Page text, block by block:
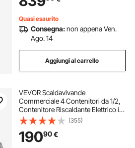
Quasi esaurito
Consegna:non appena Ven.
Ago. 14
Aggiungi al carrello
VEVOR Scaldavivande
Commerciale 4 Contenitori da 1/2,
Contenitore Riscaldante Elettrico in
Acciaio Inox da 1,5 kW con
Coperchio in Vetro Set di
Scaldavivande per Catering,
Ristoranti Feste
(355)
19090€